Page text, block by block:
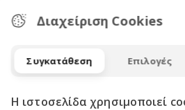
Διαχείριση Cookies
Συγκατάθεση Επιλογές
Η ιστοσελίδα χρησιμοποιεί